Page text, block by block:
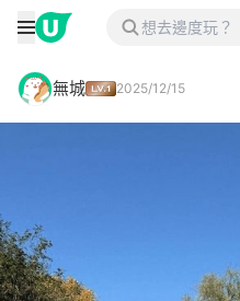
無城 2025/12/15